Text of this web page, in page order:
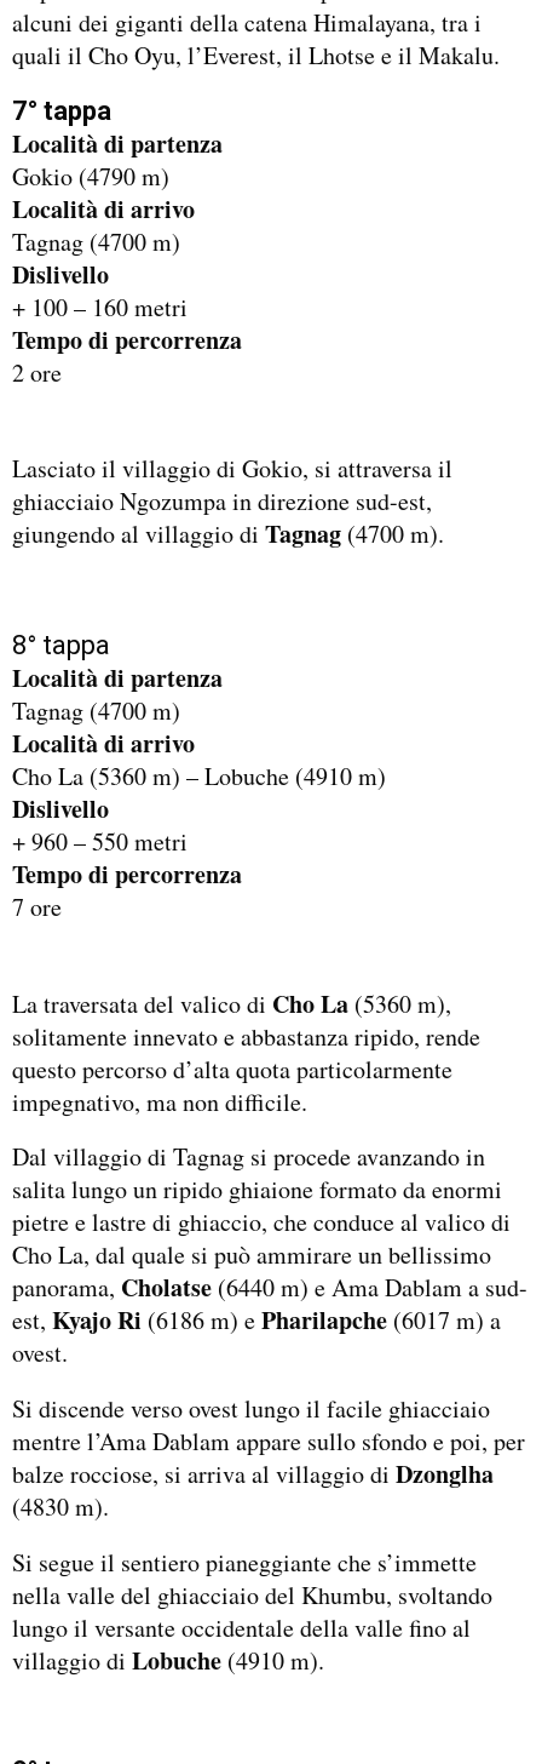
alcuni dei giganti della catena Himalayana, tra i
quali il Cho Oyu, l’Everest, il Lhotse e il Makalu.
7° tappa
Località di partenza
Gokio (4790 m)
Località di arrivo
Tagnag (4700 m)
Dislivello
+ 100 ­– 160 metri
Tempo di percorrenza
2 ore
Lasciato il villaggio di Gokio, si attraversa il
ghiacciaio Ngozumpa in direzione sud-est,
giungendo al villaggio di Tagnag (4700 m).
8° tappa
Località di partenza
Tagnag (4700 m)
Località di arrivo
Cho La (5360 m) – Lobuche (4910 m)
Dislivello
+ 960 – 550 metri
Tempo di percorrenza
7 ore
La traversata del valico di Cho La (5360 m),
solitamente innevato e abbastanza ripido, rende
questo percorso d’alta quota particolarmente
impegnativo, ma non difficile.
Dal villaggio di Tagnag si procede avanzando in
salita lungo un ripido ghiaione formato da enormi
pietre e lastre di ghiaccio, che conduce al valico di
Cho La, dal quale si può ammirare un bellissimo
panorama, Cholatse (6440 m) e Ama Dablam a sud-
est, Kyajo Ri (6186 m) ePharilapche (6017 m) a
ovest.
Si discende verso ovest lungo il facile ghiacciaio
mentre l’Ama Dablam appare sullo sfondo e poi, per
balze rocciose, si arriva al villaggio di Dzonglha
(4830 m).
Si segue il sentiero pianeggiante che s’immette
nella valle del ghiacciaio del Khumbu, svoltando
lungo il versante occidentale della valle fino al
villaggio di Lobuche (4910 m).